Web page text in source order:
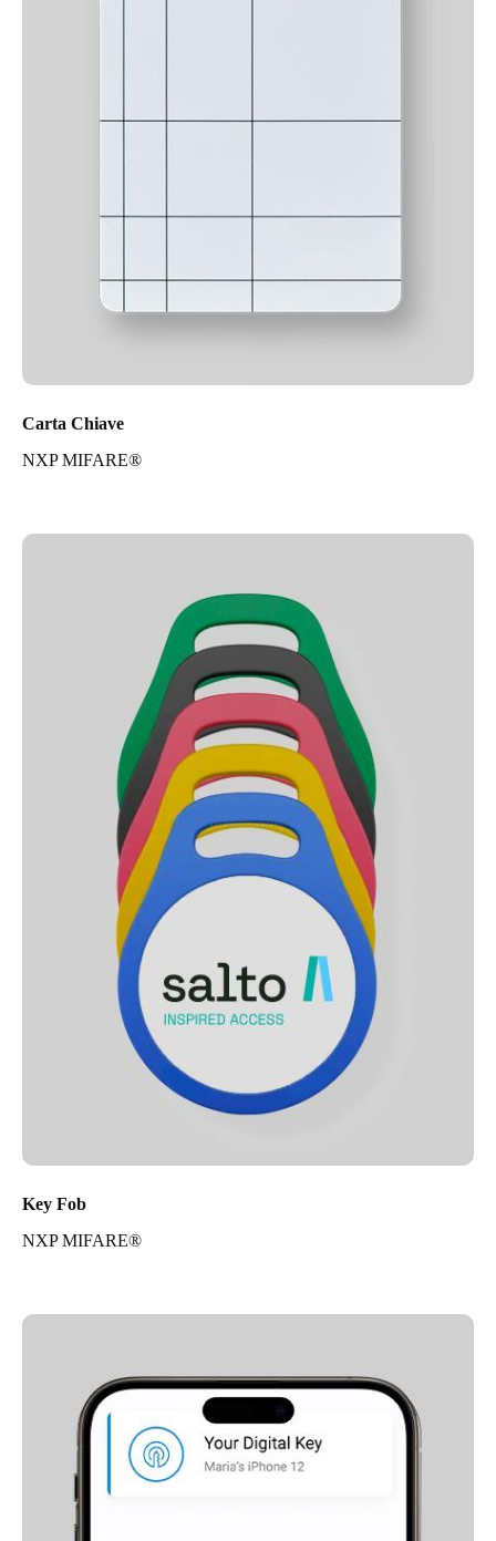
Carta Chiave
NXP MIFARE®
Key Fob
NXP MIFARE®